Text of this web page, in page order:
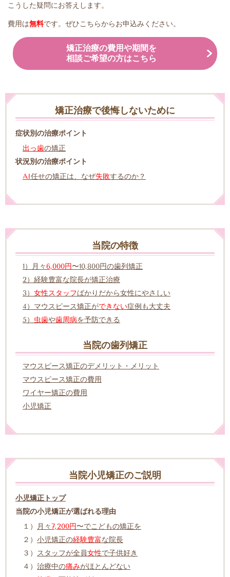
こうした疑問にお答えします。
費用は無料です。ぜひこちらからお申込みください。
矯正治療の費用や期間を
相談ご希望の方はこちら
矯正治療で後悔しないために
症状別の治療ポイント
出っ歯の矯正
状況別の治療ポイント
AI任せの矯正は、なぜ失敗するのか？
当院の特徴
1）月々6,000円〜10,800円の歯列矯正
2）経験豊富な院長が矯正治療
3） 女性スタッフばかりだから女性にやさしい
4）マウスピース矯正ができない症例も大丈夫
5） 虫歯や歯周病を予防できる
当院の歯列矯正
マウスピース矯正のデメリット・メリット
マウスピース矯正の費用
ワイヤー矯正の費用
小児矯正
当院小児矯正のご説明
小児矯正トップ
当院の小児矯正が選ばれる理由
１）
月々7,200円〜でこどもの矯正を
２） 小児矯正の経験豊富な院長
３） スタッフが全員女性で子供好き
４） 治療中の痛みがほとんどない